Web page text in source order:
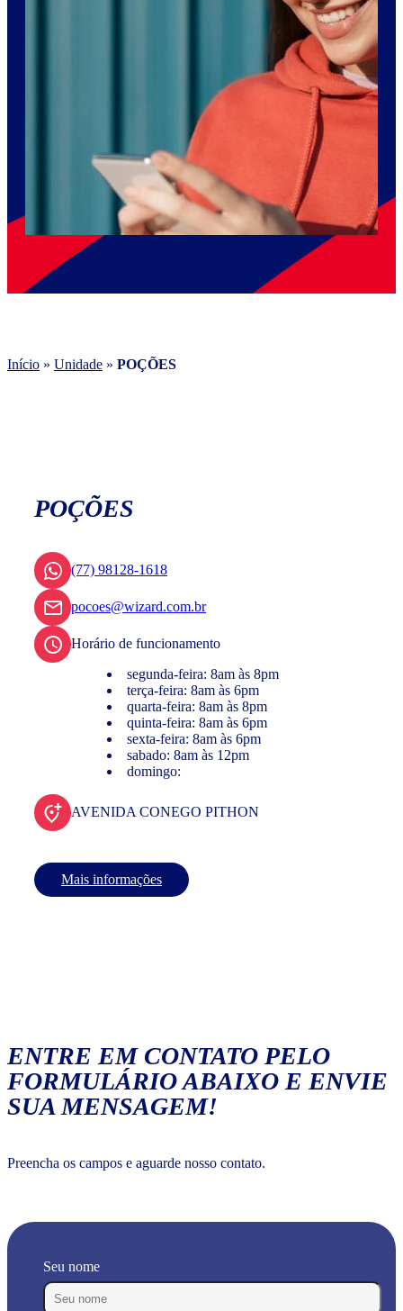
Início » Unidade » POÇÕES
POÇÕES
(77) 98128-1618
pocoes@wizard.com.br
Horário de funcionamento
segunda-feira: 8am às 8pm
terça-feira: 8am às 6pm
quarta-feira: 8am às 8pm
quinta-feira: 8am às 6pm
sexta-feira: 8am às 6pm
sabado: 8am às 12pm
domingo:
AVENIDA CONEGO PITHON
Mais informações
ENTRE EM CONTATO PELO
FORMULÁRIO ABAIXO E ENVIE
SUA MENSAGEM!
Preencha os campos e aguarde nosso contato.
Seu nome